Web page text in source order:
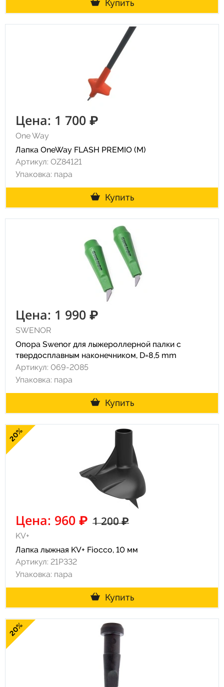
Купить
Цена: 1 700 ₽
One Way
Лапка OneWay FLASH PREMIO (M)
Артикул: OZ84121
Упаковка: пара
Купить
Цена: 1 990 ₽
SWENOR
Опора Swenor для лыжероллерной палки с
твердосплавным наконечником, D=8,5 mm
Артикул: 069-2085
Упаковка: пара
Купить
20%
Цена: 960 ₽ 1 200 ₽
KV+
Лапка лыжная KV+ Fiocco, 10 мм
Артикул: 21P332
Упаковка: пара
Купить
20%